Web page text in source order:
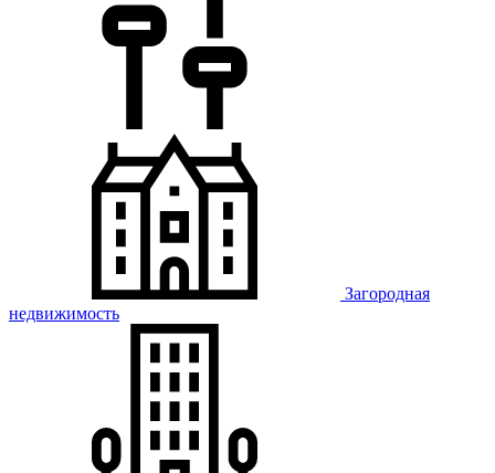
Загородная
недвижимость